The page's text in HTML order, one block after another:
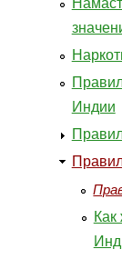
Индии